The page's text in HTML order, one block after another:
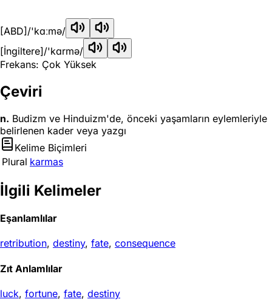
[ABD] /'kɑːmə/
[İngiltere]/'kɑrmə/
Frekans: Çok Yüksek
Çeviri
n. Budizm ve Hinduizm'de, önceki yaşamların eylemleriyle
belirlenen kader veya yazgı
Kelime Biçimleri
Plural karmas
İlgili Kelimeler
Eşanlamlılar
retribution, destiny, fate, consequence
Zıt Anlamlılar
luck, fortune, fate, destiny